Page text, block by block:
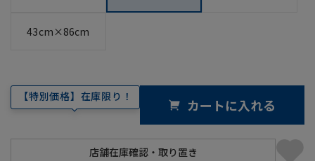
43cm×86cm
【特別価格】在庫限り！ カートに入れる